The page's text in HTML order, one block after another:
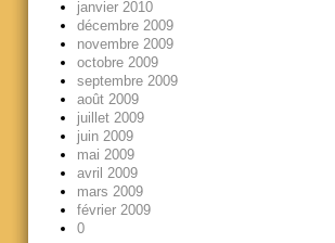
janvier 2010
décembre 2009
novembre 2009
octobre 2009
septembre 2009
août 2009
juillet 2009
juin 2009
mai 2009
avril 2009
mars 2009
février 2009
0